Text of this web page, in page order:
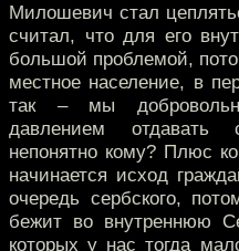
Милошевич стал
считал, что для его
большой проблемой,
местное население, в
так – мы
давлением отдавать
непонятно кому? Плюс
начинается исход
очередь сербского,
бежит во внутреннюю
которых у нас тогда